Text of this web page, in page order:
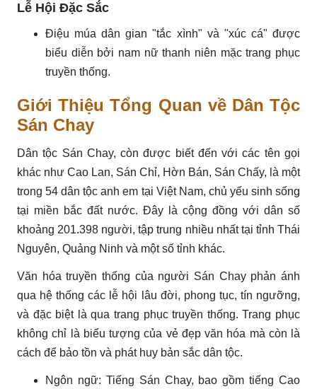
Lễ Hội Đặc Sắc
Điệu múa dân gian "tắc xình" và "xúc cá" được
biểu diễn bởi nam nữ thanh niên mặc trang phục
truyền thống.
Giới Thiệu Tổng Quan về Dân Tộc
Sán Chay
Dân tộc Sán Chay, còn được biết đến với các tên gọi
khác như Cao Lan, Sán Chỉ, Hờn Bán, Sán Chấy, là một
trong 54 dân tộc anh em tại Việt Nam, chủ yếu sinh sống
tại miền bắc đất nước. Đây là cộng đồng với dân số
khoảng 201.398 người, tập trung nhiều nhất tại tỉnh Thái
Nguyên, Quảng Ninh và một số tỉnh khác.
Văn hóa truyền thống của người Sán Chay phản ánh
qua hệ thống các lễ hội lâu đời, phong tục, tín ngưỡng,
và đặc biệt là qua trang phục truyền thống. Trang phục
không chỉ là biểu tượng của vẻ đẹp văn hóa mà còn là
cách để bảo tồn và phát huy bản sắc dân tộc.
Ngôn ngữ: Tiếng Sán Chay, bao gồm tiếng Cao